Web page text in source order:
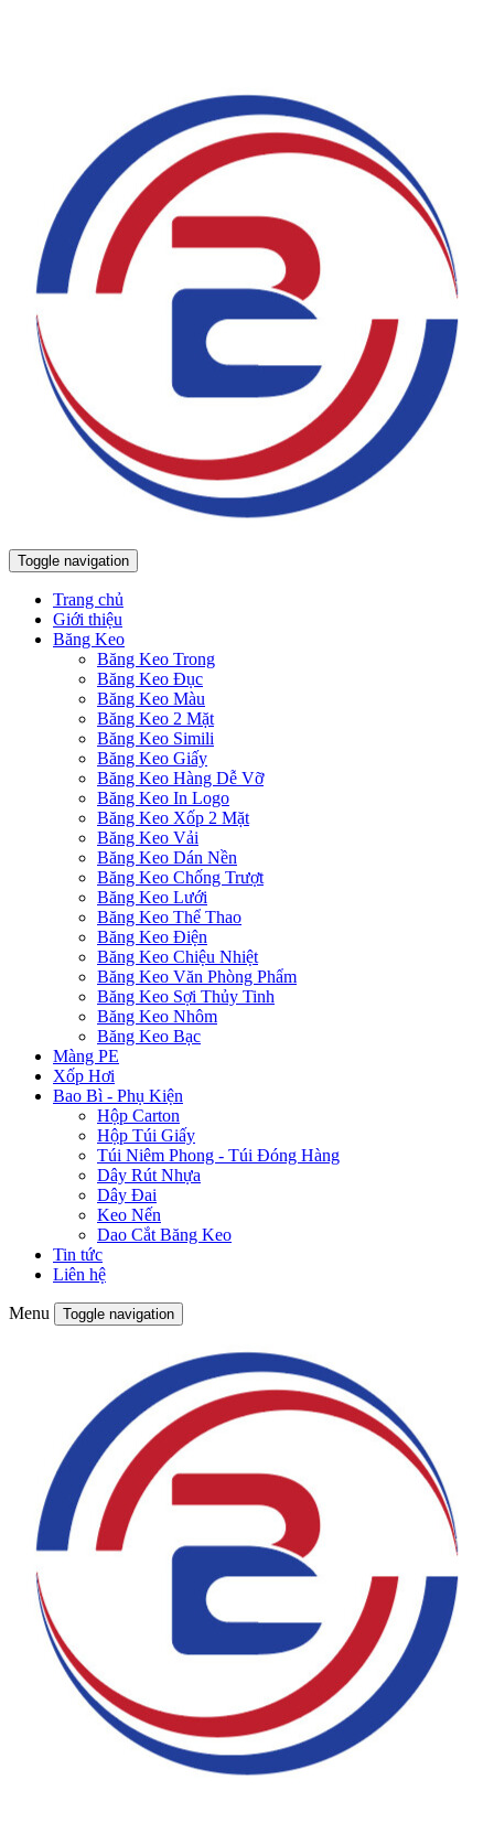
Toggle navigation
Trang chủ
Giới thiệu
Băng Keo
Băng Keo Trong
Băng Keo Đục
Băng Keo Màu
Băng Keo 2 Mặt
Băng Keo Simili
Băng Keo Giấy
Băng Keo Hàng Dễ Vỡ
Băng Keo In Logo
Băng Keo Xốp 2 Mặt
Băng Keo Vải
Băng Keo Dán Nền
Băng Keo Chống Trượt
Băng Keo Lưới
Băng Keo Thể Thao
Băng Keo Điện
Băng Keo Chiệu Nhiệt
Băng Keo Văn Phòng Phẩm
Băng Keo Sợi Thủy Tinh
Băng Keo Nhôm
Băng Keo Bạc
Màng PE
Xốp Hơi
Bao Bì - Phụ Kiện
Hộp Carton
Hộp Túi Giấy
Túi Niêm Phong - Túi Đóng Hàng
Dây Rút Nhựa
Dây Đai
Keo Nến
Dao Cắt Băng Keo
Tin tức
Liên hệ
Menu Toggle navigation